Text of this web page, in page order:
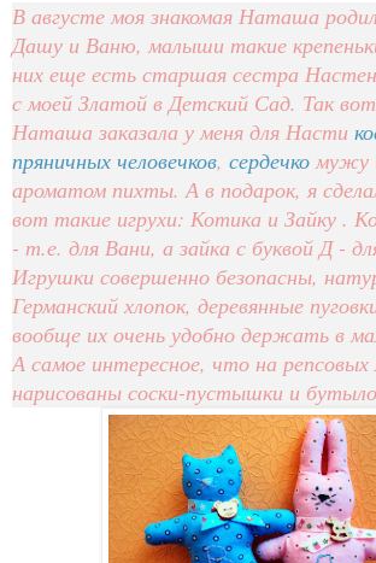
В августе моя знакомая Наташа
Дашу и Ваню, малыши такие
них еще есть старшая сестра
с моей Златой в Детский Сад. Так
Наташа заказала у меня для Насти
пряничных человечков, сердечкомужу
ароматом пихты. А в подарок, я
вот такие игрухи: Котика и Зайку .
- т.е. для Вани, а зайка с буквой Д -
Игрушки совершенно безопасны,
Германский хлопок, деревянные
вообще их очень удобно держать в
А самое интересное, что на репсовых
нарисованы соски-пустышки и